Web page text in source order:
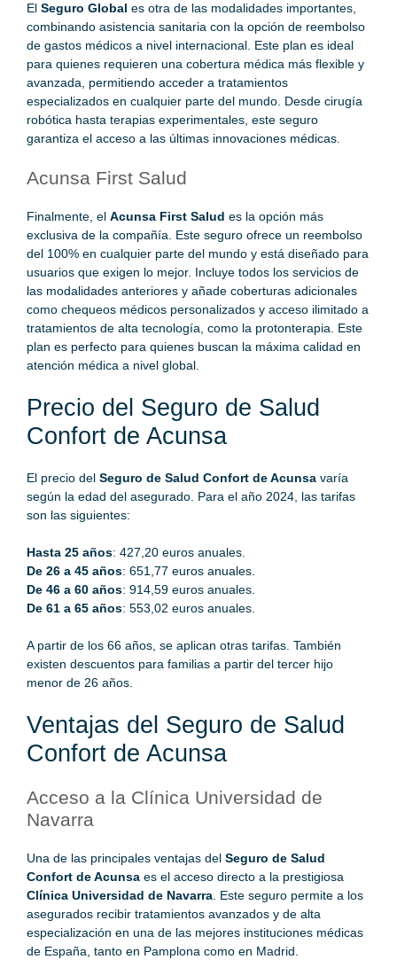
El Seguro Global es otra de las modalidades importantes,
combinando asistencia sanitaria con la opción de reembolso
de gastos médicos a nivel internacional. Este plan es ideal
para quienes requieren una cobertura médica más flexible y
avanzada, permitiendo acceder a tratamientos
especializados en cualquier parte del mundo. Desde cirugía
robótica hasta terapias experimentales, este seguro
garantiza el acceso a las últimas innovaciones médicas.
Acunsa First Salud
Finalmente, el Acunsa First Salud es la opción más
exclusiva de la compañía. Este seguro ofrece un reembolso
del 100% en cualquier parte del mundo y está diseñado para
usuarios que exigen lo mejor. Incluye todos los servicios de
las modalidades anteriores y añade coberturas adicionales
como chequeos médicos personalizados y acceso ilimitado a
tratamientos de alta tecnología, como la protonterapia. Este
plan es perfecto para quienes buscan la máxima calidad en
atención médica a nivel global.
Precio del Seguro de Salud
Confort de Acunsa
El precio del Seguro de Salud Confort de Acunsa varía
según la edad del asegurado. Para el año 2024, las tarifas
son las siguientes:
Hasta 25 años: 427,20 euros anuales.
De 26 a 45 años: 651,77 euros anuales.
De 46 a 60 años: 914,59 euros anuales.
De 61 a 65 años: 553,02 euros anuales.
A partir de los 66 años, se aplican otras tarifas. También
existen descuentos para familias a partir del tercer hijo
menor de 26 años.
Ventajas del Seguro de Salud
Confort de Acunsa
Acceso a la Clínica Universidad de
Navarra
Una de las principales ventajas del Seguro de Salud
Confort de Acunsa es el acceso directo a la prestigiosa
Clínica Universidad de Navarra . Este seguro permite a los
asegurados recibir tratamientos avanzados y de alta
especialización en una de las mejores instituciones médicas
de España, tanto en Pamplona como en Madrid.